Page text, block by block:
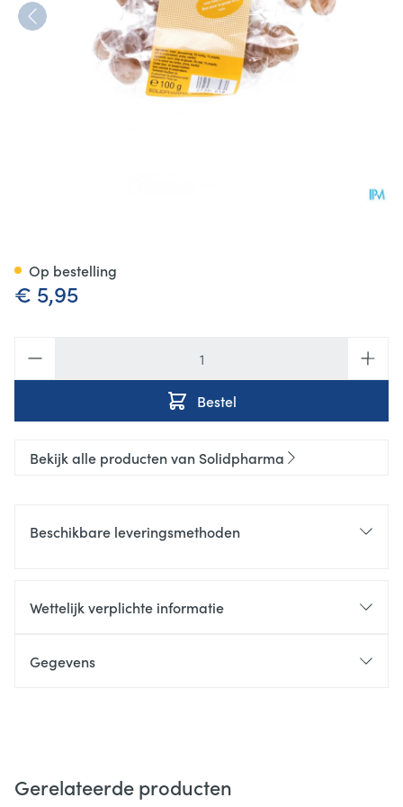
€ 5,95
Bestel
Op bestelling
Bekijk alle producten van Solidpharma
Beschikbare leveringsmethoden
Wettelijk verplichte informatie
Gegevens
Gerelateerde producten